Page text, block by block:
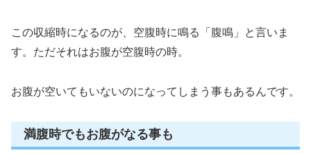
この収縮時になるのが、空腹時に鳴る「腹鳴」と言いま
す。ただそれはお腹が空腹時の時。
お腹が空いてもいないのになってしまう事もあるんです。
満腹時でもお腹がなる事も